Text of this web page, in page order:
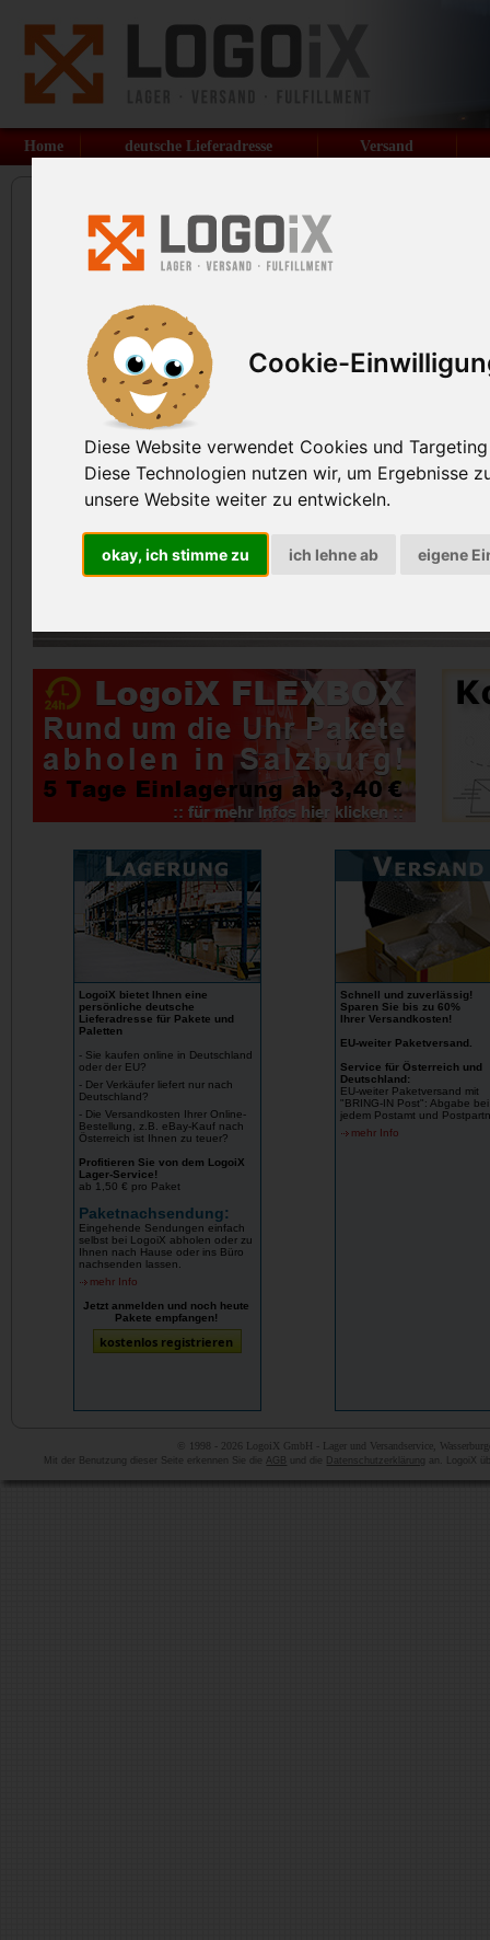
Cookie-
Diese Website verwendet Cookies und
Diese Technologien nutzen wir, um Ergebnisse
unsere Website weiter zu entwickeln.
okay, ich stimme zu ich lehne ab eigene
Home deutsche Lieferadresse Versand
LogoiX - Lager und
Ihre persönliche Lieferadresse
weiter, günstiger Paketversand,
Service und Kommissionierung.
LogoiX bietet Ihnen eine
persönliche deutsche
Lieferadresse für Pakete und
Paletten
- Sie kaufen online in Deutschland
oder der EU?
- Der Verkäufer liefert nur nach
Deutschland?
- Die Versandkosten Ihrer Online-
Bestellung, z.B. eBay-Kauf nach
Österreich ist Ihnen zu teuer?
Profitieren Sie von dem LogoiX
Lager-Service!
ab 1,50 € pro Paket
Paketnachsendung:
Eingehende Sendungen einfach
selbst bei LogoiX abholen oder zu
Ihnen nach Hause oder ins Büro
nachsenden lassen.
mehr Info
Jetzt anmelden und noch heute
Pakete empfangen!
Schnell und zuverlässig!
Sparen Sie bis zu 60%
Ihrer Versandkosten!
EU-weiter Paketversand .
Service für Österreich und
Deutschland:
EU-weiter Paketversand mit
"BRING-IN Post": Abgabe bei
jedem Postamt und
mehr Info
© 1998 - 2026 LogoiX GmbH - Lager und Versandservice,
Mit der Benutzung dieser Seite erkennen Sie dieAGB und die Datenschutzerklärung an. LogoiX